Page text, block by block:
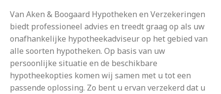
Van Aken & Boogaard Hypotheken en Verzekeringen
biedt professioneel advies en treedt graag op als uw
onafhankelijke hypotheekadviseur op het gebied van
alle soorten hypotheken. Op basis van uw
persoonlijke situatie en de beschikbare
hypotheekopties komen wij samen met u tot een
passende oplossing. Zo bent u ervan verzekerd dat u